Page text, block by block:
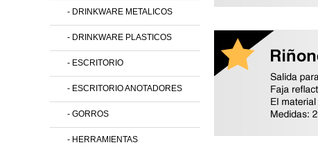
- DRINKWARE METALICOS
- DRINKWARE PLASTICOS
- ESCRITORIO
- ESCRITORIO ANOTADORES
- GORROS
- HERRAMIENTAS